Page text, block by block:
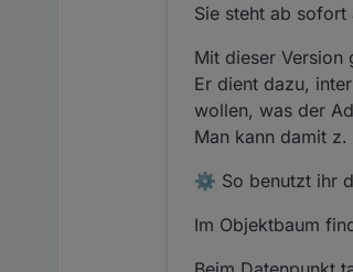
Sie steht ab
Mit dieser Version
Er dient dazu,
wollen, was der
Man kann damit
⚙️ So benutzt ihr
Im Objektbaum